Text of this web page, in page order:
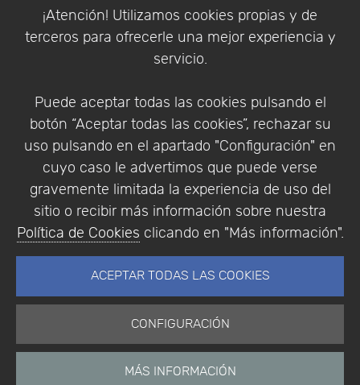
¡Atención! Utilizamos cookies propias y de
terceros para ofrecerle una mejor experiencia y
servicio.
Puede aceptar todas las cookies pulsando el
botón “Aceptar todas las cookies”, rechazar su
uso pulsando en el apartado "Configuración" en
cuyo caso le advertimos que puede verse
gravemente limitada la experiencia de uso del
sitio o recibir más información sobre nuestra
Política de Cookies clicando en "Más información".
ACEPTAR TODAS LAS COOKIES
CONFIGURACIÓN
MÁS INFORMACIÓN
Condiciones de compra
Identificarse
Empresa|Aviso Legal| Política de Privacidad |
Política de Cookies
© Copyright 1994 - 2026. Addlink Software
Científico, S.L.
Portugal.